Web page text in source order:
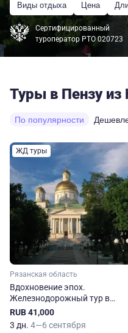
Виды отдыха Цена
Сертифицированный
туроператор РТО 020723
Туры в Пензу из
По популярности
ЖД туры
Рязанская область
Вдохновение эпох.
Железнодорожный тур в
Пензу и Рязань
RUB 41,000
3 дн. 4—6 сентября